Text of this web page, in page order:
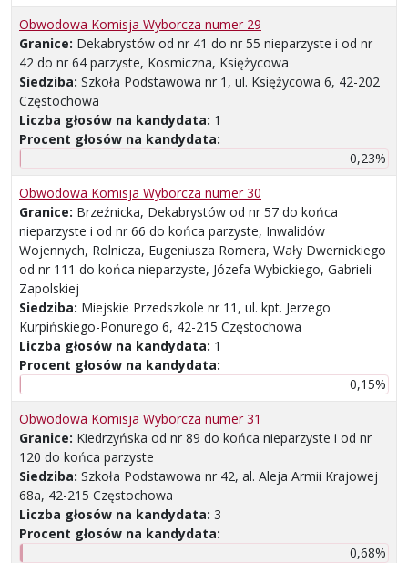
Obwodowa Komisja Wyborcza numer 29
Granice: Dekabrystów od nr 41 do nr 55 nieparzyste i od nr
42 do nr 64 parzyste, Kosmiczna, Księżycowa
Siedziba: Szkoła Podstawowa nr 1, ul. Księżycowa 6, 42-202
Częstochowa
Liczba głosów na kandydata: 1
Procent głosów na kandydata:
0,23%
Obwodowa Komisja Wyborcza numer 30
Granice: Brzeźnicka, Dekabrystów od nr 57 do końca
nieparzyste i od nr 66 do końca parzyste, Inwalidów
Wojennych, Rolnicza, Eugeniusza Romera, Wały Dwernickiego
od nr 111 do końca nieparzyste, Józefa Wybickiego, Gabrieli
Zapolskiej
Siedziba: Miejskie Przedszkole nr 11, ul. kpt. Jerzego
Kurpińskiego-Ponurego 6, 42-215 Częstochowa
Liczba głosów na kandydata: 1
Procent głosów na kandydata:
0,15%
Obwodowa Komisja Wyborcza numer 31
Granice: Kiedrzyńska od nr 89 do końca nieparzyste i od nr
120 do końca parzyste
Siedziba: Szkoła Podstawowa nr 42, al. Aleja Armii Krajowej
68a, 42-215 Częstochowa
Liczba głosów na kandydata: 3
Procent głosów na kandydata:
0,68%